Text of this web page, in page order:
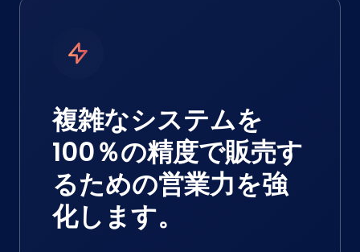
複雑なシステムを
100％の精度で販売す
るための営業力を強
化します。